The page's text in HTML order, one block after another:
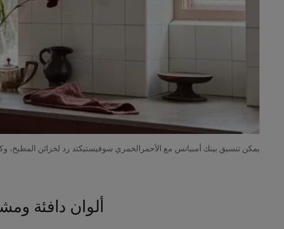
يمكن تنسيق بينك أمبيانس مع الأحمرالخمري سوفيستيكتد رد لخزائن المطبخ،
ألوان دافئة